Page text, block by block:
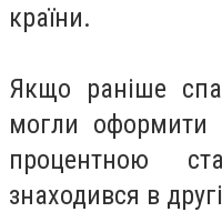
країни.
Якщо раніше
могли
процентною
знаходився в